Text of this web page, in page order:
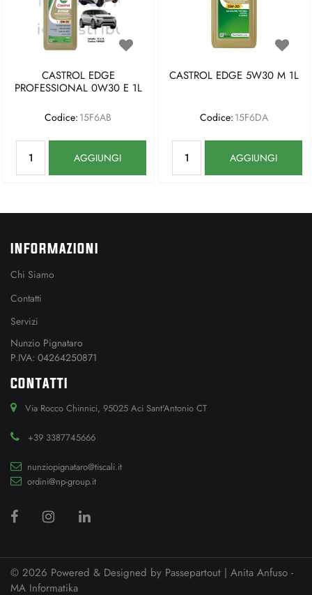
CASTROL EDGE
PROFESSIONAL 0W30 E 1L
Codice: 15F6AB
AGGIUNGI
CASTROL EDGE 5W30 M 1L
Codice: 15F6DA
AGGIUNGI
INFORMAZIONI
Chi Siamo
Contatti
Servizi
Nunzio Pignataro
P.IVA: 04264250871
CONTATTI
Via Rocco Chinnici, 95025 Aci Sant'Antonio CT
+39 3387745666
nunziopignataro@tiscali.it
ordini@np-group.it
© 2026 Powered & Designed by Passepartout | Anita Anfuso -
MA Informatika